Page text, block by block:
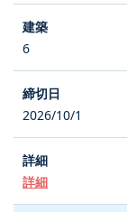
6
2026/10/1
詳細